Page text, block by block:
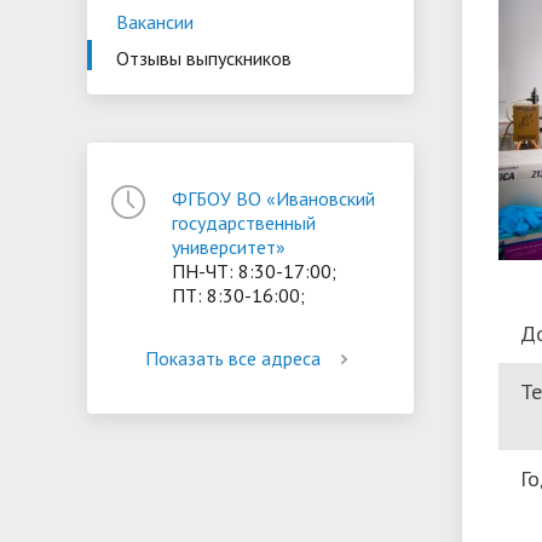
должностей
•
• Координационный центр ИвГУ
• Вход
малых городов"
ориентации и содействия
трудоустройству выпускников
•
• Стипендии и меры поддержки
обучающихся
•
• Абитуриенту
•
• Организация питания в
образовательной организации
Вакансии
Отзывы выпускников
ФГБОУ ВО «Ивановский
государственный
университет»
ПН-ЧТ: 8:30-17:00;
ПТ: 8:30-16:00;
Показать все адреса